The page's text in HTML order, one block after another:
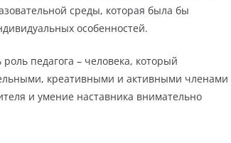
среды, которая была бы
особенностей.
педагога – человека, который
креативными и активными членами
и умение наставника внимательно